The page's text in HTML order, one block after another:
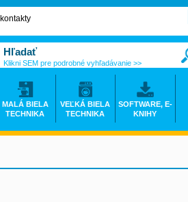
Klikni SEM pre podrobné vyhľadávanie >>
MALÁ BIELA
TECHNIKA
VEĽKÁ BIELA
TECHNIKA
SOFTWARE, E-
KNIHY